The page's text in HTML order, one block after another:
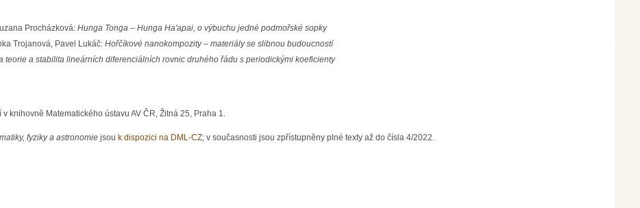
Procházková:Hunga Tonga – Hunga Ha'apai, o výbuchu jedné podmořské sopky
Trojanová, Pavel Lukáč:Hořčíkové nanokompozity – materiály se slibnou budoucností
teorie a stabilita lineárních diferenciálních rovnic druhého řádu s periodickými koeficienty
knihovně Matematického ústavu AV ČR, Žitná 25, Praha 1.
fyziky a astronomie jsou k dispozici na DML-CZ; v současnosti jsou zpřístupněny plné texty až do čísla 4/2022.